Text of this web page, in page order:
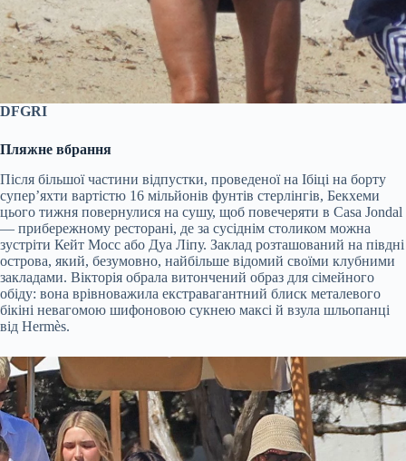
DFGRI
Пляжне вбрання
Після більшої частини відпустки, проведеної на Ібіці на борту
супер’яхти вартістю 16 мільйонів фунтів стерлінгів, Бекхеми
цього тижня повернулися на сушу, щоб повечеряти в Casa Jondal
— прибережному ресторані, де за сусіднім столиком можна
зустріти Кейт Мосс або Дуа Ліпу. Заклад розташований на півдні
острова, який, безумовно, найбільше відомий своїми клубними
закладами. Вікторія обрала витончений образ для сімейного
обіду: вона врівноважила екстравагантний блиск металевого
бікіні невагомою шифоновою сукнею максі й взула шльопанці
від Hermès.